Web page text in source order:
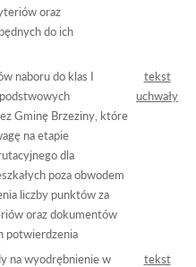
oraz
do ich
naboru do klas I
Gminę Brzeziny, które
na etapie
dla
poza obwodem
liczby punktów za
oraz dokumentów
potwierdzenia
tekst
uchwały
na wyodrębnienie w
tekst